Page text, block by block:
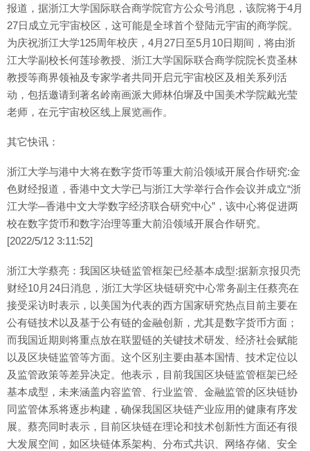
报道，据浙江大学国际联合商学院官方公众号消息，该院将于4月
27日成立元宇宙校区，这可能是全球首个登陆元宇宙的商学院。
为庆祝浙江大学125周年校庆，4月27日至5月10日期间，将由浙
江大学副校长何莲珍教授、浙江大学国际联合商学院院长贲圣林
教授等商界领袖及专家学者共同开启元宇宙校区及相关系列活
动，包括邀请到著名岭南画派大师林伯墀及中国美术学院戴光莹
老师，在元宇宙校区线上展览画作。
其它快讯：
浙江大学与港中大将在数字货币等重大前沿领域开展合作研究:金
色财经报道，香港中文大学已与浙江大学举行合作会议并成立“浙
江大学─香港中文大学数字经济联合研究中心”，该中心将促进两
校在数字货币和数字治理等重大前沿领域开展合作研究。
[2022/5/12 3:11:52]
浙江大学蔡亮：我国区块链监管框架已经基本成型:据新京报贝壳
财经10月24日消息，浙江大学区块链研究中心常务副主任蔡亮在
接受采访时表示，以美国为代表的西方国家研究热点目前主要在
公有链技术以及基于公有链的金融创新，尤其是数字货币方面；
而我国近期则将重点放在联盟链的关键技术研发、经济社会赋能
以及区块链监管等方面。这个区别主要由基本国情、技术定位以
及监管政策等差异决定。他表示，目前我国区块链监管框架已经
基本成型，未来涵盖内容监管、行业监管、金融监管的区块链协
同监管体系将逐步构建，确保我国区块链产业应用的健康有序发
展。蔡亮同时表示，目前区块链在理论和技术创新性方面还有很
大发展空间，如区块链体系架构、分布式共识、网络存储、安全